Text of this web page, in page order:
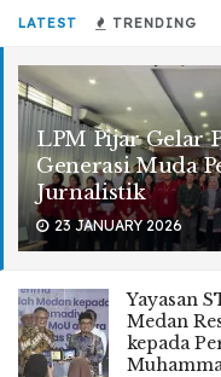
LATEST TRENDING
LPM Pijar Gelar
Generasi Muda
Jurnalistik
23 JANUARY 2026
Yayasan
Medan
kepada